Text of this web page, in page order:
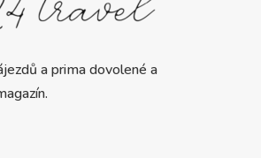
a prima dovolené a